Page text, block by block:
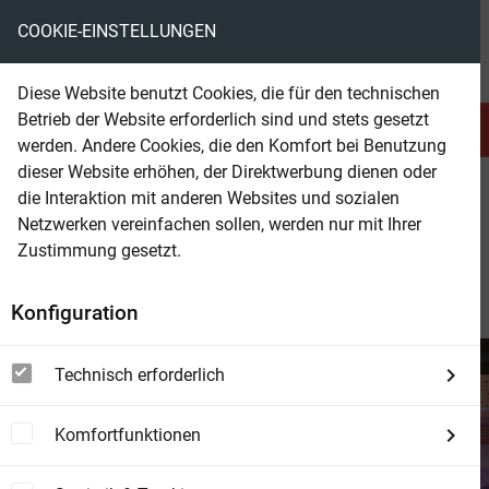
Serien & Abo Belletristik
beam Blog
COOKIE-EINSTELLUNGEN
Diese Website benutzt Cookies, die für den technischen
Betrieb der Website erforderlich sind und stets gesetzt
werden. Andere Cookies, die den Komfort bei Benutzung
dieser Website erhöhen, der Direktwerbung dienen oder
die Interaktion mit anderen Websites und sozialen
Netzwerken vereinfachen sollen, werden nur mit Ihrer
Zustimmung gesetzt.
Konfiguration
Technisch erforderlich
Komfortfunktionen